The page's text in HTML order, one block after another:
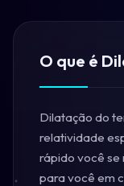
O que é
Dilatação do
relatividade
rápido você se
para você em